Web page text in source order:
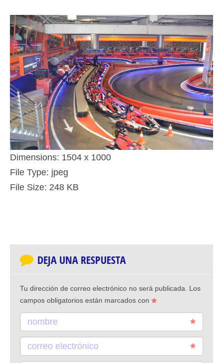
Dimensions: 1504 x 1000
File Type: jpeg
File Size: 248 KB
DEJA UNA RESPUESTA
Tu dirección de correo electrónico no será publicada. Los
campos obligatorios están marcados con
nombre
correo electrónico